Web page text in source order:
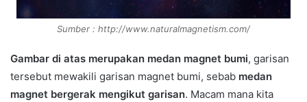
Sumber : http://www.naturalmagnetism.com/
Gambar di atas merupakan medan magnet bumi, garisan
tersebut mewakili garisan magnet bumi, sebab medan
magnet bergerak mengikut garisan. Macam mana kita